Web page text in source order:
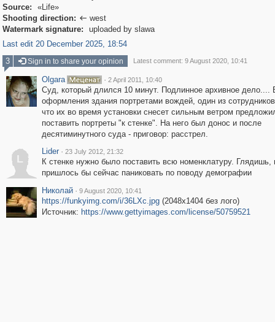
Source:
«Life»
Shooting direction:  west
Watermark signature:
uploaded by slawa
Last edit 20 December 2025, 18:54
3
Sign in to share your opinion Latest comment: 9 August 2020, 10:41
Olgara · 2 April 2011, 10:40
Суд, который длился 10 минут. Подлинное архивное дело....
оформления здания портретами вождей, один из
что их во время установки снесет сильным ветром
поставить портреты "к стенке". На него был донос и после
десятиминутного суда - приговор: расстрел.
L
Lider · 23 July 2012, 21:32
К стенке нужно было поставить всю номенклатуру. Глядишь,
пришлось бы сейчас паниковать по поводу демографии
Николай · 9 August 2020, 10:41
https://funkyimg.com/i/36LXc.jpg(2048x1404 без лого)
Источник: https://www.gettyimages.com/license/50759521